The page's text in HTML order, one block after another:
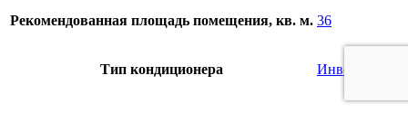
Рекомендованная площадь помещения, кв. м. 36
Тип кондиционера Инвертор